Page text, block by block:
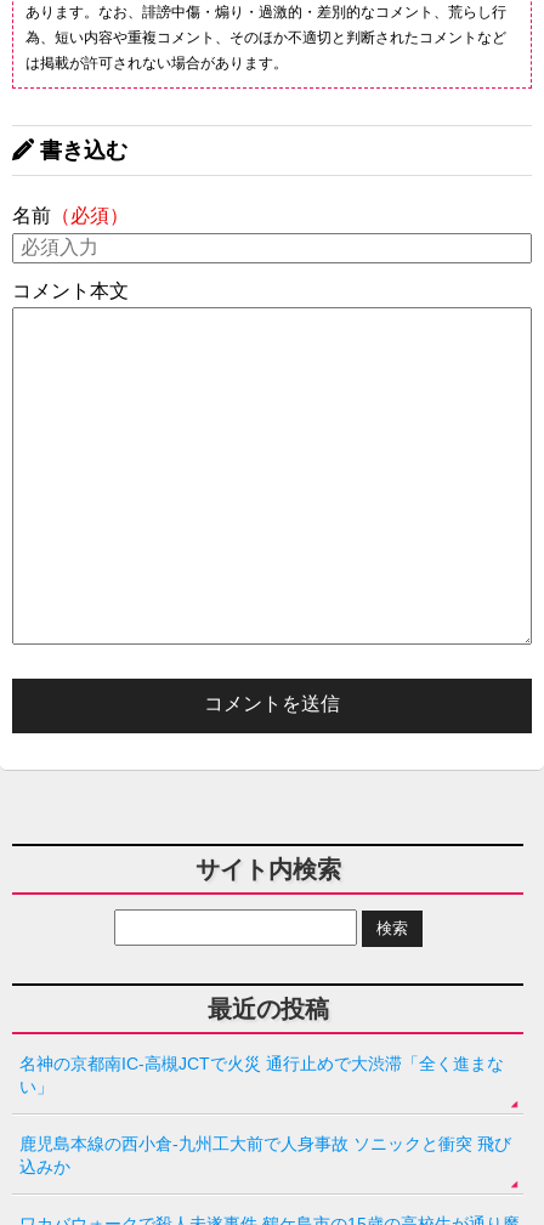
あります。なお、誹謗中傷・煽り・過激的・差別的なコメント、荒らし行
為、短い内容や重複コメント、そのほか不適切と判断されたコメントなど
は掲載が許可されない場合があります。
書き込む
名前 （必須）
コメント本文
サイト内検索
最近の投稿
名神の京都南IC-高槻JCTで火災 通行止めで大渋滞「全く進まな
い」
鹿児島本線の西小倉-九州工大前で人身事故 ソニックと衝突 飛び
込みか